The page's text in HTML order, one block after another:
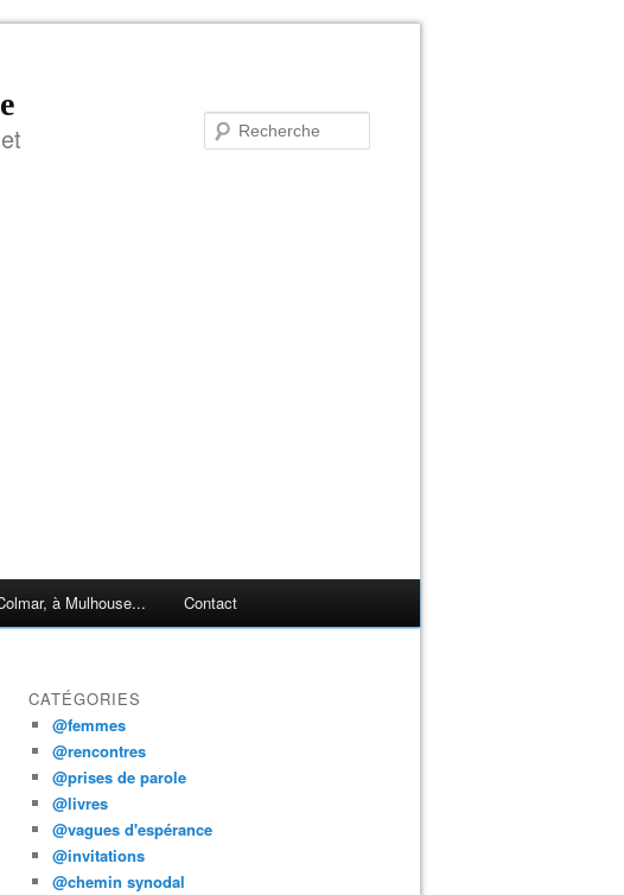
à Mulhouse... Contact
CATÉGORIES
@femmes
@rencontres
@prises de parole
@livres
@vagues d'espérance
@invitations
@chemin synodal